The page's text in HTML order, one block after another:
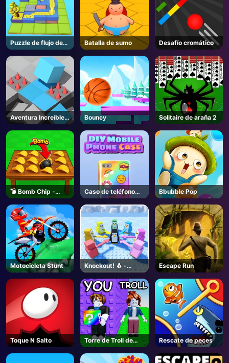
AD
Puzzle de flujo de
agua
Batalla de sumo Desafío cromático
Aventura Increíble
Cubo
Bouncy Solitaire de araña 2
💣 Bomb Chip -
Roblox
Caso de teléfono
DIY
Bbubble Pop
Motocicleta Stunt
Knockout! 🐧 -
Roblox
Escape Run
Toque N Salto
Torre de Troll de
Bloques
Afortunados -
Rescate de peces